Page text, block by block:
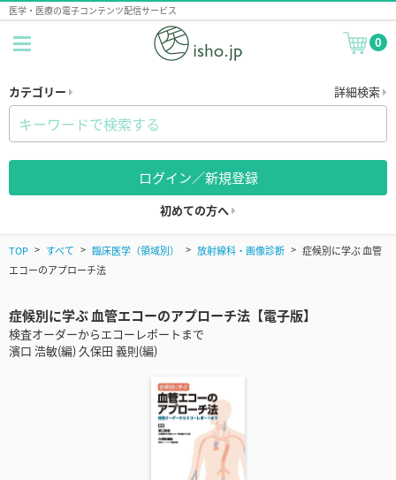
医学・医療の電子コンテンツ配信サービス
0
カテゴリー 詳細検索
ログイン／新規登録
初めての方へ
TOP すべて 臨床医学（領域別） 放射線科・画像診断
症候別に学ぶ 血管
エコーのアプローチ法
症候別に学ぶ 血管エコーのアプローチ法【電子版】
検査オーダーからエコーレポートまで
濱口 浩敏(編) 久保田 義則(編)